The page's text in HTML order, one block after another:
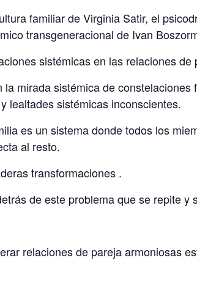
familiar de Virginia Satir, el
transgeneracional de Ivan
sistémicas en las relaciones de
mirada sistémica de
lealtades sistémicas inconscientes.
es un sistema donde todos los
al resto.
transformaciones .
de este problema que se repite y
relaciones de pareja armoniosas